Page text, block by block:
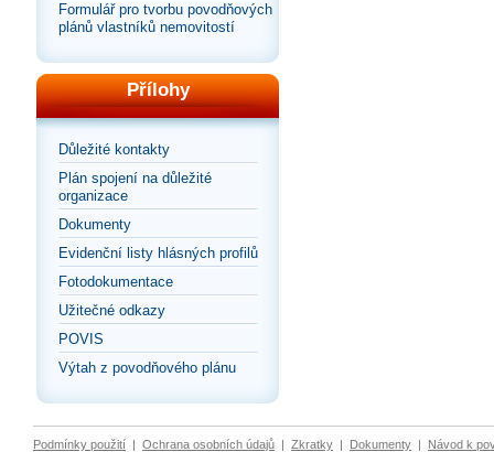
Formulář pro tvorbu povodňových
plánů vlastníků nemovitostí
Přílohy
Důležité kontakty
Plán spojení na důležité
organizace
Dokumenty
Evidenční listy hlásných profilů
Fotodokumentace
Užitečné odkazy
POVIS
Výtah z povodňového plánu
Podmínky použití | Ochrana osobních údajů | Zkratky | Dokumenty | Návod k